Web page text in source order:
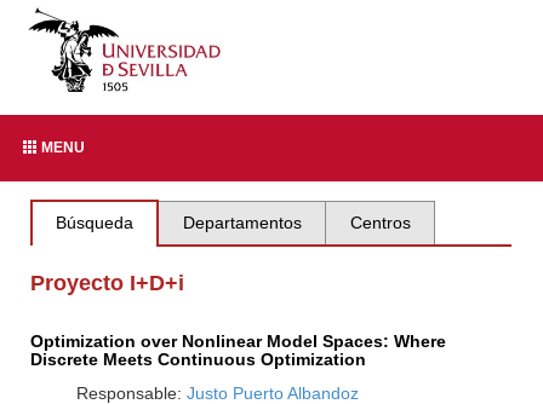
MENU
Búsqueda Departamentos Centros
Proyecto I+D+i
Optimization over Nonlinear Model Spaces: Where
Discrete Meets Continuous Optimization
Responsable: Justo Puerto Albandoz